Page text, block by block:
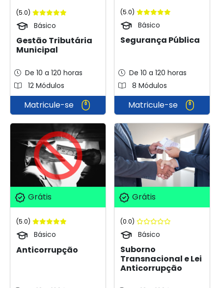
(5.0)
Básico
Gestão Tributária
Municipal
De 10 a 120 horas
12 Módulos
Matricule-se
(5.0)
Básico
Segurança Pública
De 10 a 120 horas
8 Módulos
Matricule-se
Grátis
(5.0)
Básico
Anticorrupção
Grátis
(0.0)
Básico
Suborno
Transnacional e Lei
Anticorrupção